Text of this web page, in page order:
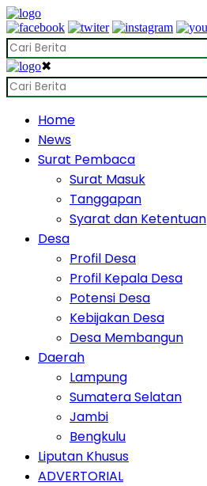
✖
Home
News
Surat Pembaca
Surat Masuk
Tanggapan
Syarat dan Ketentuan
Desa
Profil Desa
Profil Kepala Desa
Potensi Desa
Kebijakan Desa
Desa Membangun
Daerah
Lampung
Sumatera Selatan
Jambi
Bengkulu
Liputan Khusus
ADVERTORIAL